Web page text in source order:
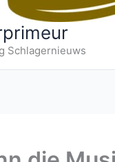
Schlagernieuws